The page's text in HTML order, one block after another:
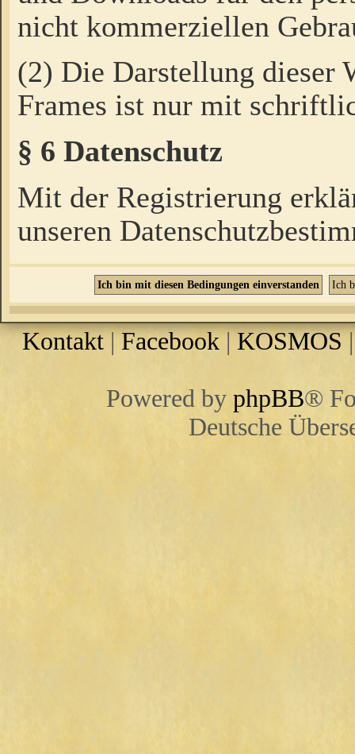
nicht kommerziellen
(2) Die Darstellung dieser
Frames ist nur mit
§ 6 Datenschutz
Mit der Registrierung
unseren
Kontakt |Facebook | KOSMOS
Powered by phpBB®
Deutsche